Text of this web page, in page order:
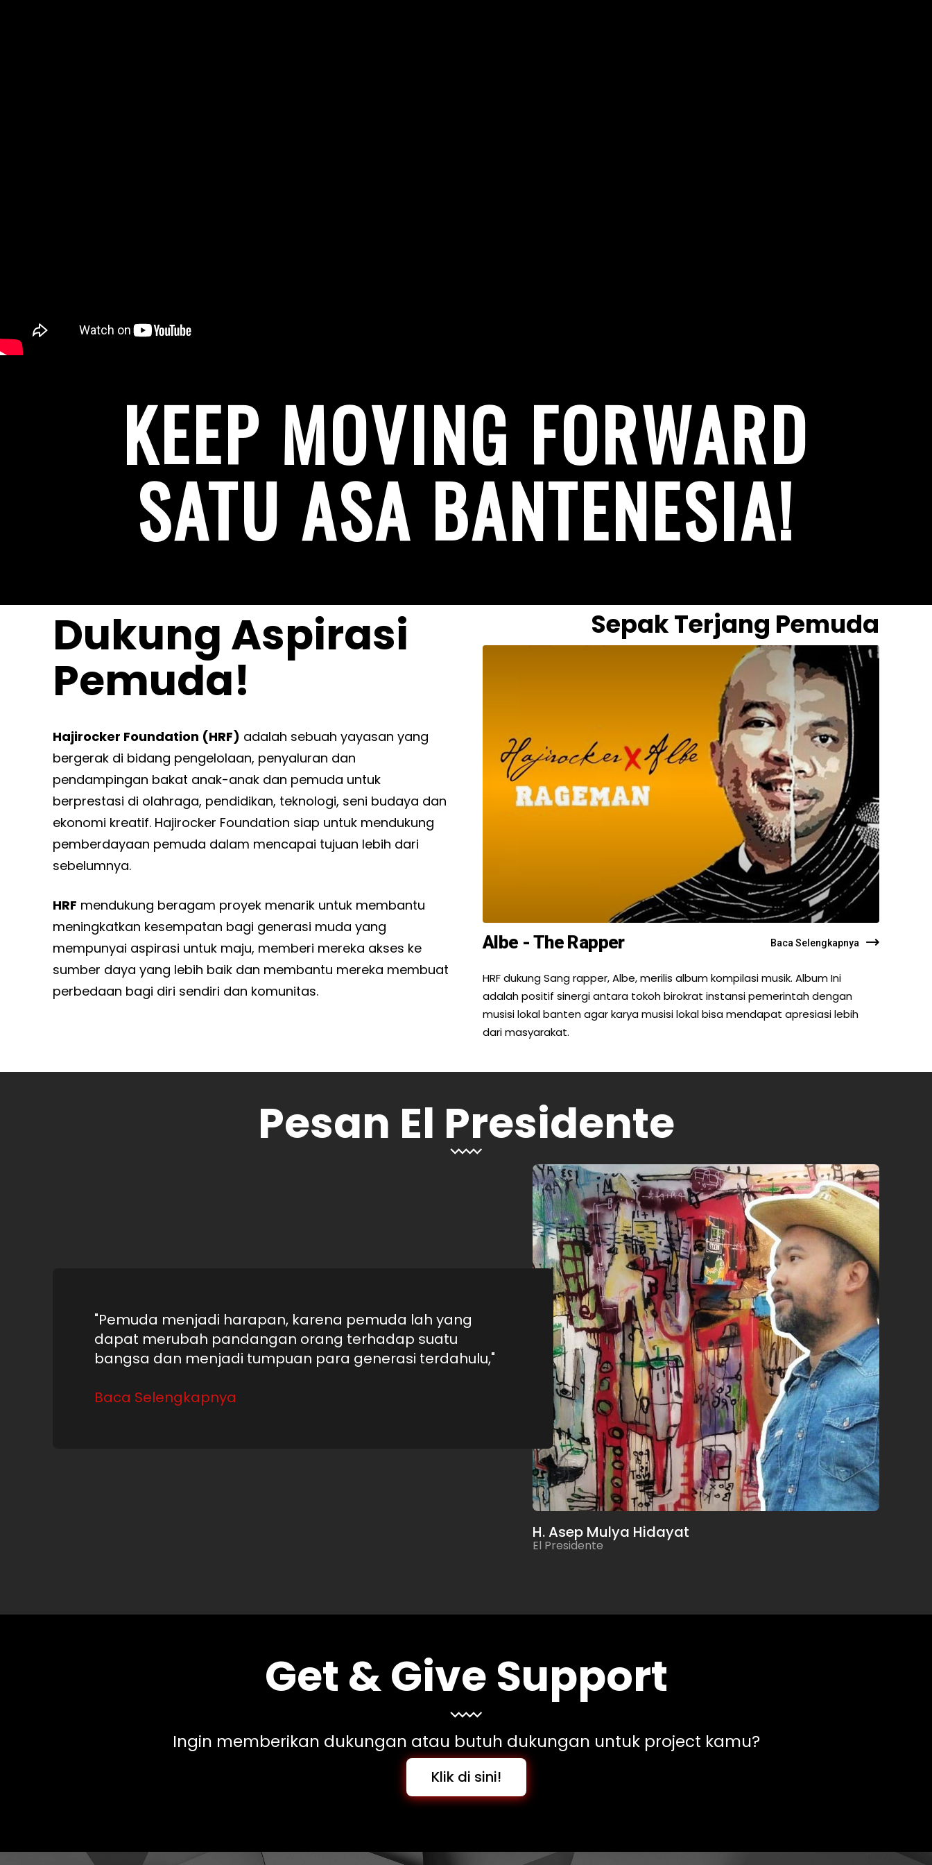
KEEP MOVING FORWARD
SATU ASA BANTENESIA!
Dukung Aspirasi
Pemuda!
Hajirocker Foundation (HRF) adalah sebuah yayasan yang
bergerak di bidang pengelolaan, penyaluran dan
pendampingan bakat anak-anak dan pemuda untuk
berprestasi di olahraga, pendidikan, teknologi, seni budaya dan
ekonomi kreatif. Hajirocker Foundation siap untuk mendukung
pemberdayaan pemuda dalam mencapai tujuan lebih dari
sebelumnya.
HRF mendukung beragam proyek menarik untuk membantu
meningkatkan kesempatan bagi generasi muda yang
mempunyai aspirasi untuk maju, memberi mereka akses ke
sumber daya yang lebih baik dan membantu mereka membuat
perbedaan bagi diri sendiri dan komunitas.
Sepak Terjang Pemuda
Albe - The Rapper Baca Selengkapnya
HRF dukung Sang rapper, Albe, merilis album kompilasi musik. Album Ini
adalah positif sinergi antara tokoh birokrat instansi pemerintah dengan
musisi lokal banten agar karya musisi lokal bisa mendapat apresiasi lebih
dari masyarakat.
Pesan El Presidente
"Pemuda menjadi harapan, karena pemuda lah yang
dapat merubah pandangan orang terhadap suatu
bangsa dan menjadi tumpuan para generasi terdahulu,"
Baca Selengkapnya
H. Asep Mulya Hidayat
El Presidente
Get & Give Support
Ingin memberikan dukungan atau butuh dukungan untuk project kamu?
Klik di sini!